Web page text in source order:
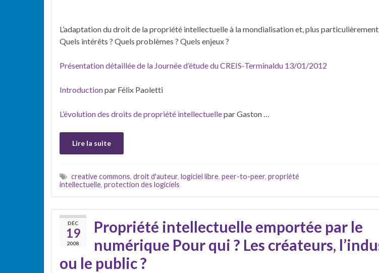
L’adaptation du droit de la propriété intellectuelle à la mondialisation et, plus
Quels intérêts ? Quels problèmes ? Quels enjeux ?
Présentation détaillée de la Journée d’étude du CREIS-Terminaldu 13/01/2012
Introductionpar Félix Paoletti
L’évolution des droits de propriété intellectuellepar Gaston …
Lire la suite
creative commons, droit d'auteur, logiciel libre, peer-to-peer, propriété
intellectuelle, protection des logiciels
DÉC
19
2008
Propriété intellectuelle emportée par le
numérique Pour qui ? Les créateurs,
ou le public ?